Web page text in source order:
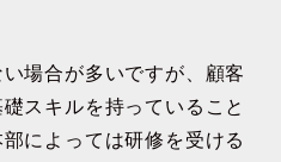
場合が多いですが、顧客
スキルを持っていること
によっては研修を受ける